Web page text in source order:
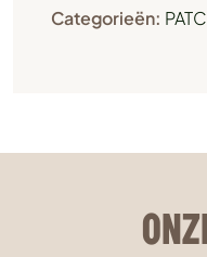
Categorieën: